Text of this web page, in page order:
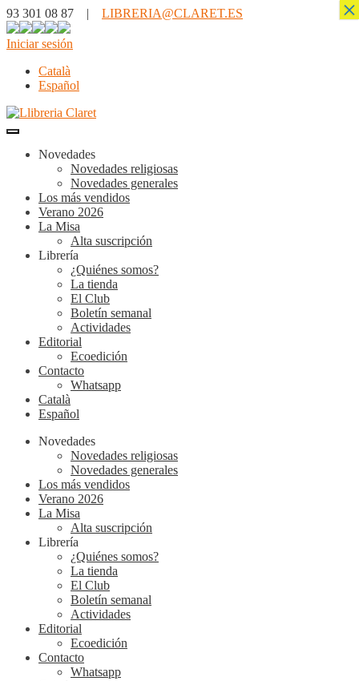
93 301 08 87 | LIBRERIA@CLARET.ES
Iniciar sesión
Català
Español
Novedades
Novedades religiosas
Novedades generales
Los más vendidos
Verano 2026
La Misa
Alta suscripción
Librería
¿Quiénes somos?
La tienda
El Club
Boletín semanal
Actividades
Editorial
Ecoedición
Contacto
Whatsapp
Català
Español
Novedades
Novedades religiosas
Novedades generales
Los más vendidos
Verano 2026
La Misa
Alta suscripción
Librería
¿Quiénes somos?
La tienda
El Club
Boletín semanal
Actividades
Editorial
Ecoedición
Contacto
Whatsapp
×